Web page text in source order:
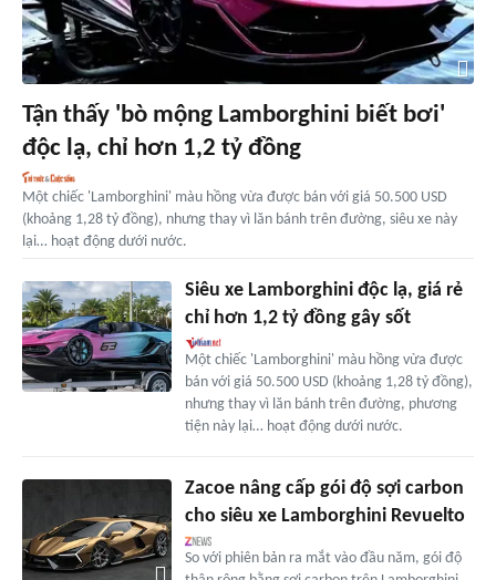
Tận thấy 'bò mộng Lamborghini biết bơi'
độc lạ, chỉ hơn 1,2 tỷ đồng
Một chiếc 'Lamborghini' màu hồng vừa được bán với giá 50.500 USD
(khoảng 1,28 tỷ đồng), nhưng thay vì lăn bánh trên đường, siêu xe này
lại… hoạt động dưới nước.
Siêu xe Lamborghini độc lạ, giá rẻ
chỉ hơn 1,2 tỷ đồng gây sốt
Một chiếc 'Lamborghini' màu hồng vừa được
bán với giá 50.500 USD (khoảng 1,28 tỷ đồng),
nhưng thay vì lăn bánh trên đường, phương
tiện này lại… hoạt động dưới nước.
Zacoe nâng cấp gói độ sợi carbon
cho siêu xe Lamborghini Revuelto
So với phiên bản ra mắt vào đầu năm, gói độ